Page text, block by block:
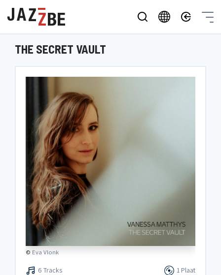
THE SECRET VAULT
© Eva Vlonk
6 Tracks 1 Plaat